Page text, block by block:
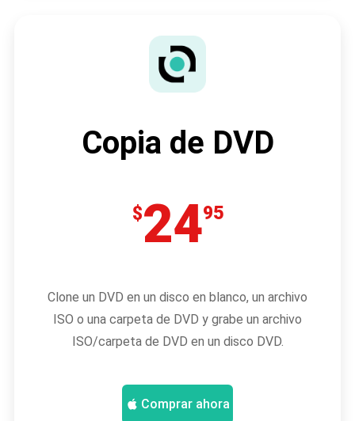
Copia de DVD
$2495
Clone un DVD en un disco en blanco, un archivo
ISO o una carpeta de DVD y grabe un archivo
ISO/carpeta de DVD en un disco DVD.
Comprar ahora